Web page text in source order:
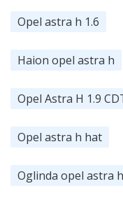
Opel astra h 1.6
Haion opel astra h
Opel Astra H 1.9
Opel astra h hat
Oglinda opel astra h